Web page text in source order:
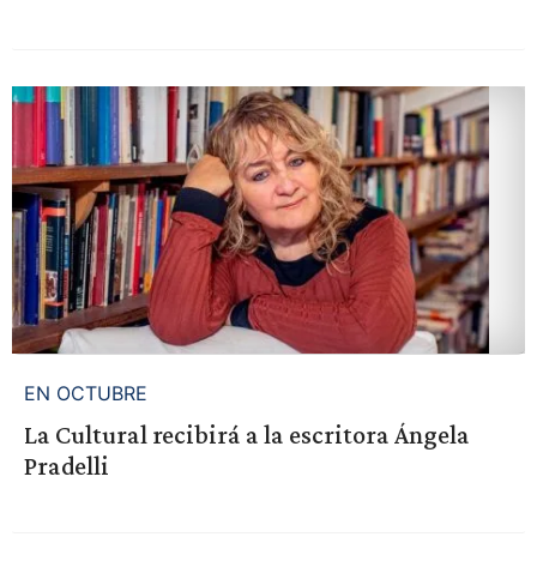
EN OCTUBRE
La Cultural recibirá a la escritora Ángela
Pradelli